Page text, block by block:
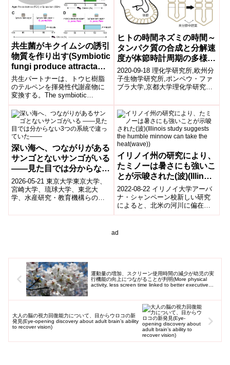
共生菌がキクイムシの誘引
物質を作り出す(Symbiotic
fungi produce attractants
for bark beetles)
共生パートナーは、トウヒ樹脂
のテルペンを揮発性代謝産物に
変換する。The symbiotic
partners transform terpenes from
...
ヒトの時間ネズミの時間～
タンパク質の合成と分解速
度が体節時計周期の多様性
を生む～
2020-09-18 理化学研究所,欧州分
子生物学研究所,ポンペウ・ファ
ブラ大学,京都大学理化学研究所
再構成生物学研究ユニットの...
深い海へ、つながりがある
サンゴとないサンゴがいる
――見た目では分からない
3つの系統で違っていた
――
2026-05-21 東京大学東京大学、
宮崎大学、琉球大学、東北大
学、水産研究・教育機構らの共
トゲサンゴ種群389個体のゲノム
イリノイ州の研究により、
たミノーは暑さにも強いこ
とが示唆された(波)(Illinois
study suggests the
humble minnow can take
the heat(wave))
2022-08-22 イリノイ大学アーバ
ナ・シャンペーン校新しい研究
によると、北米の河川に偏在す
る餌魚であるファットヘッドミ
も、驚くほ...
ad
運動量の増加、スクリーン使用時間の減少が幼児の実
行機能の向上につながることが判明(More physical
activity, less screen time linked to better executive
大人の脳の視力回復能力について、目からウロコの新
発見(Eye-opening discovery about adult brain’s ability
to recover vision)